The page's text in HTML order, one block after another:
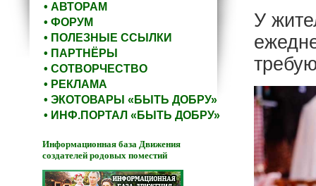
• АВТОРАМ
• ФОРУМ
• ПОЛЕЗНЫЕ ССЫЛКИ
• ПАРТНЁРЫ
• СОТВОРЧЕСТВО
• РЕКЛАМА
• ЭКОТОВАРЫ «БЫТЬ ДОБРУ»
• ИНФ.ПОРТАЛ «БЫТЬ ДОБРУ»
Информационная база Движения
создателей родовых поместий
У